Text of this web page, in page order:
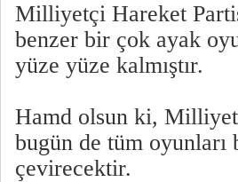
Milliyetçi Hareket
benzer bir çok ayak
yüze yüze kalmıştır.
Hamd olsun ki,
bugün de tüm
çevirecektir.